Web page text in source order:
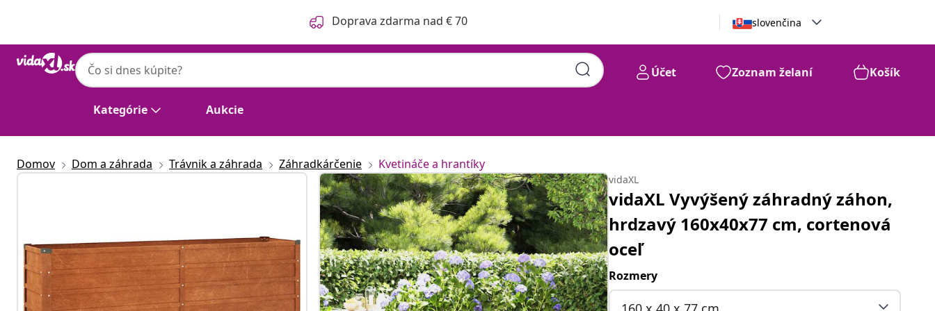
Doprava zdarma nad € 70 slovenčina
Kategórie Aukcie
Účet Zoznam želaní Košík
Domov Dom a záhrada Trávnik a záhrada Záhradkárčenie Kvetináče a hrantíky
vidaXL
vidaXL Vyvýšený záhradný záhon,
hrdzavý 160x40x77 cm, cortenová
oceľ
Rozmery